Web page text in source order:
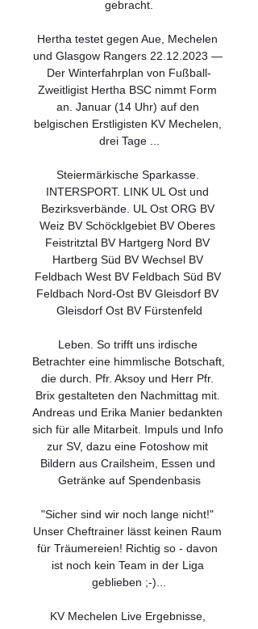
gebracht.
Hertha testet gegen Aue, Mechelen
und Glasgow Rangers 22.12.2023 —
Der Winterfahrplan von Fußball-
Zweitligist Hertha BSC nimmt Form
an. Januar (14 Uhr) auf den
belgischen Erstligisten KV Mechelen,
drei Tage ...
Steiermärkische Sparkasse.
INTERSPORT. LINK UL Ost und
Bezirksverbände. UL Ost ORG BV
Weiz BV Schöcklgebiet BV Oberes
Feistritztal BV Hartgerg Nord BV
Hartberg Süd BV Wechsel BV
Feldbach West BV Feldbach Süd BV
Feldbach Nord-Ost BV Gleisdorf BV
Gleisdorf Ost BV Fürstenfeld
Leben. So trifft uns irdische
Betrachter eine himmlische Botschaft,
die durch. Pfr. Aksoy und Herr Pfr.
Brix gestalteten den Nachmittag mit.
Andreas und Erika Manier bedankten
sich für alle Mitarbeit. Impuls und Info
zur SV, dazu eine Fotoshow mit
Bildern aus Crailsheim, Essen und
Getränke auf Spendenbasis
"Sicher sind wir noch lange nicht!"
Unser Cheftrainer lässt keinen Raum
für Träumereien! Richtig so - davon
ist noch kein Team in der Liga
geblieben ;-)...
KV Mechelen Live Ergebnisse,